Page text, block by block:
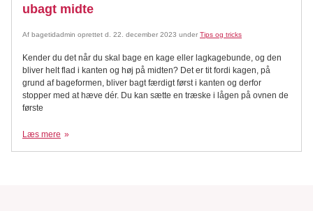
ubagt midte
Af bagetidadmin oprettet d. 22. december 2023 under Tips og tricks
Kender du det når du skal bage en kage eller lagkagebunde, og den
bliver helt flad i kanten og høj på midten? Det er tit fordi kagen, på
grund af bageformen, bliver bagt færdigt først i kanten og derfor
stopper med at hæve dér. Du kan sætte en træske i lågen på ovnen de
første
Læs mere